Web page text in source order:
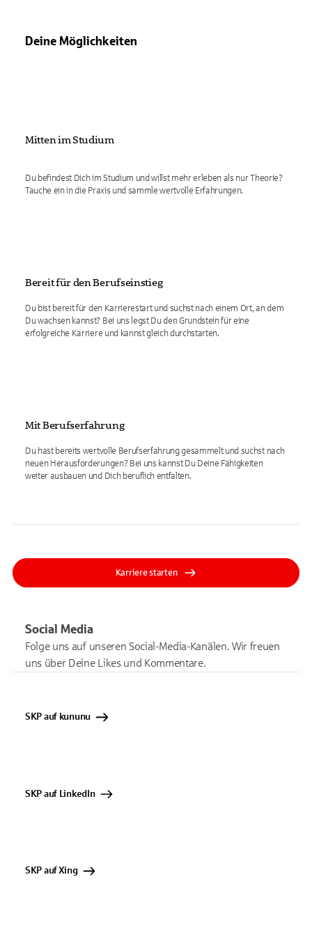
Deine Möglichkeiten
Mitten im Studium
Du befindest Dich im Studium und willst mehr erleben als nur Theorie?
Tauche ein in die Praxis und sammle wertvolle Erfahrungen.
Bereit für den Berufseinstieg
Du bist bereit für den Karrierestart und suchst nach einem Ort, an dem
Du wachsen kannst? Bei uns legst Du den Grundstein für eine
erfolgreiche Karriere und kannst gleich durchstarten.
Mit Berufserfahrung
Du hast bereits wertvolle Berufserfahrung gesammelt und suchst nach
neuen Herausforderungen? Bei uns kannst Du Deine Fähigkeiten
weiter ausbauen und Dich beruflich entfalten.
Karriere starten
Social Media
Folge uns auf unseren Social-Media-Kanälen. Wir freuen
uns über Deine Likes und Kommentare.
SKP auf kununu
SKP auf LinkedIn
SKP auf Xing